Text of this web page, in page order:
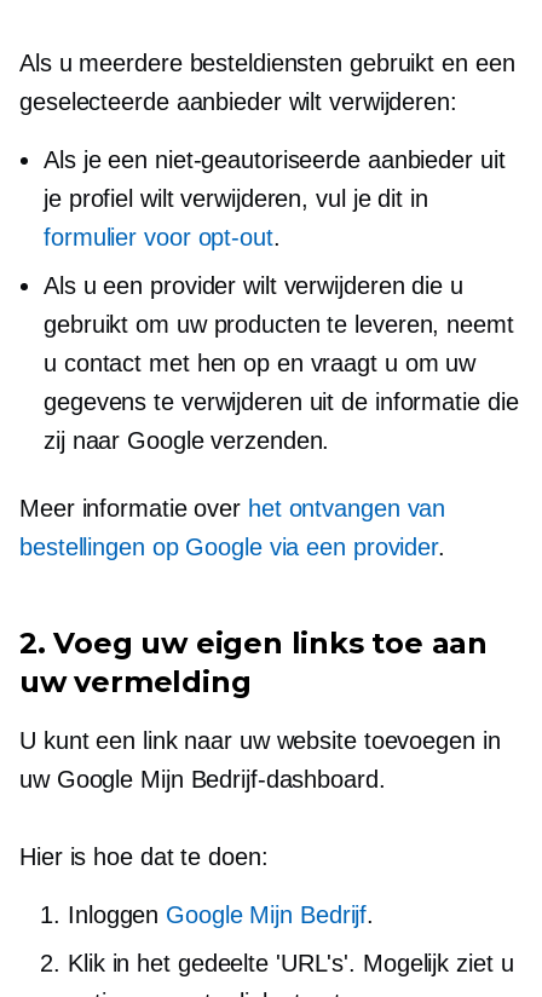
Als u meerdere besteldiensten gebruikt en een
geselecteerde aanbieder wilt verwijderen:
Als je een niet-geautoriseerde aanbieder uit
je profiel wilt verwijderen, vul je dit in
formulier voor opt-out.
Als u een provider wilt verwijderen die u
gebruikt om uw producten te leveren, neemt
u contact met hen op en vraagt ​​u om uw
gegevens te verwijderen uit de informatie die
zij naar Google verzenden.
Meer informatie over het ontvangen van
bestellingen op Google via een provider.
2. Voeg uw eigen links toe aan
uw vermelding
U kunt een link naar uw website toevoegen in
uw Google Mijn Bedrijf-dashboard.
Hier is hoe dat te doen:
Inloggen Google Mijn Bedrijf.
Klik in het gedeelte 'URL's'. Mogelijk ziet u